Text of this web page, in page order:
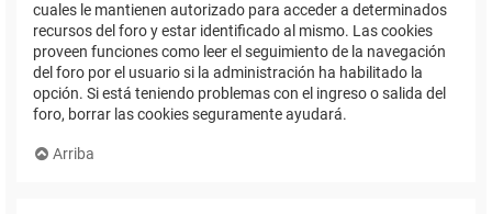
cuales le mantienen autorizado para acceder a determinados
recursos del foro y estar identificado al mismo. Las cookies
proveen funciones como leer el seguimiento de la navegación
del foro por el usuario si la administración ha habilitado la
opción. Si está teniendo problemas con el ingreso o salida del
foro, borrar las cookies seguramente ayudará.
Arriba